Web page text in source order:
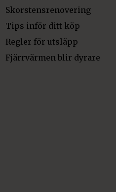
Skorstensrenovering
Tips inför ditt köp
Regler för utsläpp
Fjärrvärmen blir dyrare